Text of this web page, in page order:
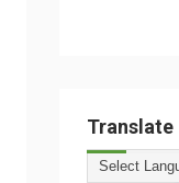
Translate